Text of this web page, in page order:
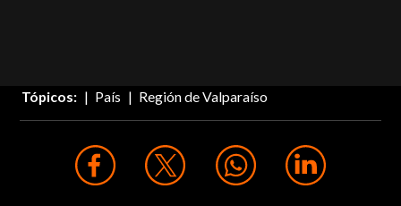
Tópicos: País Región de Valparaíso